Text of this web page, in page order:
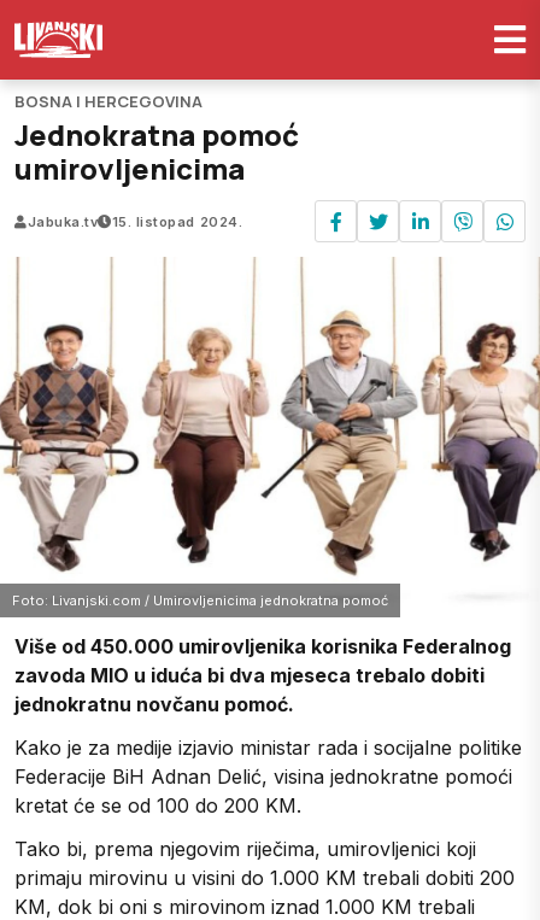
BOSNA I HERCEGOVINA
Jednokratna pomoć
umirovljenicima
Jabuka.tv 15. listopad 2024.
Foto: Livanjski.com / Umirovljenicima jednokratna pomoć
Više od 450.000 umirovljenika korisnika Federalnog
zavoda MIO u iduća bi dva mjeseca trebalo dobiti
jednokratnu novčanu pomoć.
Kako je za medije izjavio ministar rada i socijalne politike
Federacije BiH Adnan Delić, visina jednokratne pomoći
kretat će se od 100 do 200 KM.
Tako bi, prema njegovim riječima, umirovljenici koji
primaju mirovinu u visini do 1.000 KM trebali dobiti 200
KM, dok bi oni s mirovinom iznad 1.000 KM trebali